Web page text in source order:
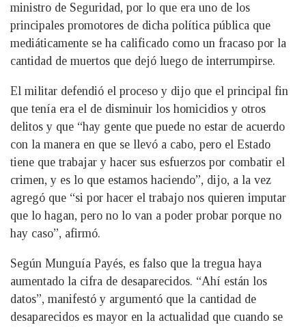
ministro de Seguridad, por lo que era uno de los
principales promotores de dicha política pública que
mediáticamente se ha calificado como un fracaso por la
cantidad de muertos que dejó luego de interrumpirse.
El militar defendió el proceso y dijo que el principal fin
que tenía era el de disminuir los homicidios y otros
delitos y que “hay gente que puede no estar de acuerdo
con la manera en que se llevó a cabo, pero el Estado
tiene que trabajar y hacer sus esfuerzos por combatir el
crimen, y es lo que estamos haciendo”, dijo, a la vez
agregó que “si por hacer el trabajo nos quieren imputar
que lo hagan, pero no lo van a poder probar porque no
hay caso”, afirmó.
Según Munguía Payés, es falso que la tregua haya
aumentado la cifra de desaparecidos. “Ahí están los
datos”, manifestó y argumentó que la cantidad de
desaparecidos es mayor en la actualidad que cuando se